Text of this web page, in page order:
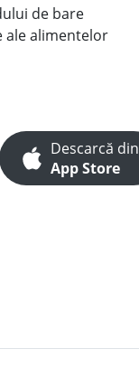
de bare
alimentelor
Descarcă din
App Store